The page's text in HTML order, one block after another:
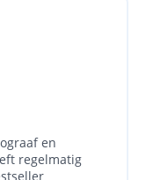
en
regelmatig